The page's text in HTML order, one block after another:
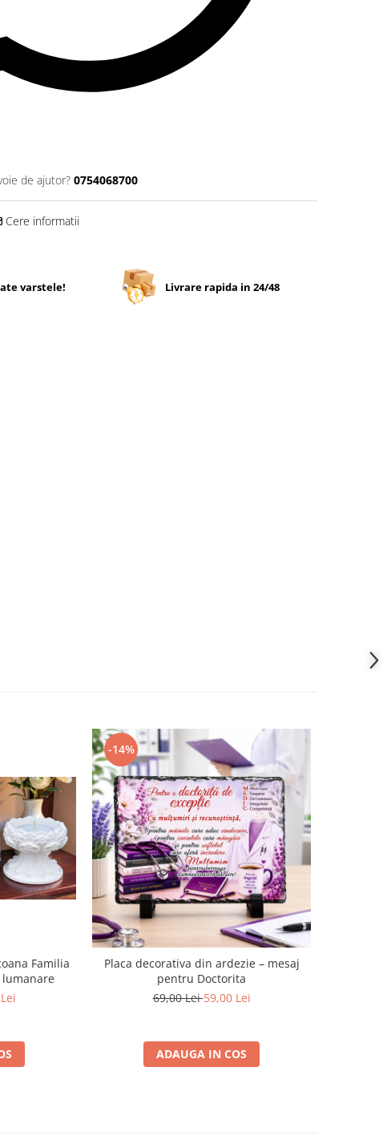
de ajutor? 0754068700
Cere informatii
varstele! Livrare rapida in 24/48
Familia
-14%
Placa decorativa din ardezie – mesaj
pentru Doctorita
69,00 Lei59,00 Lei
ADAUGA IN COS